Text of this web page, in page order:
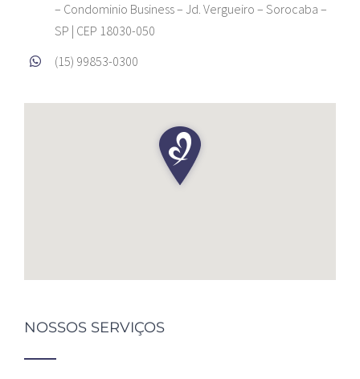
– Condominio Business – Jd. Vergueiro – Sorocaba –
SP | CEP 18030-050
(15) 99853-0300
NOSSOS SERVIÇOS